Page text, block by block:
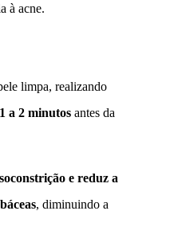
à acne.
limpa, realizando
1 a 2 minutos antes da
e reduz a
, diminuindo a